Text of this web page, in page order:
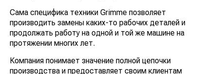
Сама специфика техники Grimme позволяет
производить замены каких-то рабочих деталей и
продолжать работу на одной и той же машине на
протяжении многих лет.
Компания понимает значение полной цепочки
производства и предоставляет своим клиентам